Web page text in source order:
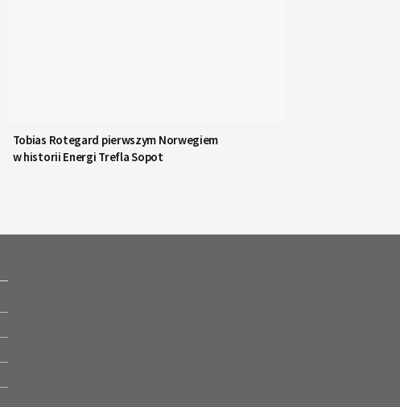
Tobias Rotegard pierwszym Norwegiem
w historii Energi Trefla Sopot